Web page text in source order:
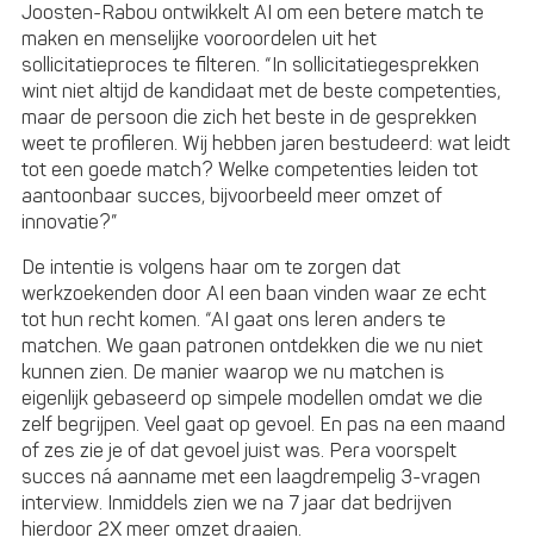
Joosten-Rabou ontwikkelt AI om een betere match te
maken en menselijke vooroordelen uit het
sollicitatieproces te filteren. “In sollicitatiegesprekken
wint niet altijd de kandidaat met de beste competenties,
maar de persoon die zich het beste in de gesprekken
weet te profileren. Wij hebben jaren bestudeerd: wat leidt
tot een goede match? Welke competenties leiden tot
aantoonbaar succes, bijvoorbeeld meer omzet of
innovatie?”
De intentie is volgens haar om te zorgen dat
werkzoekenden door AI een baan vinden waar ze echt
tot hun recht komen. “AI gaat ons leren anders te
matchen. We gaan patronen ontdekken die we nu niet
kunnen zien. De manier waarop we nu matchen is
eigenlijk gebaseerd op simpele modellen omdat we die
zelf begrijpen. Veel gaat op gevoel. En pas na een maand
of zes zie je of dat gevoel juist was. Pera voorspelt
succes ná aanname met een laagdrempelig 3-vragen
interview. Inmiddels zien we na 7 jaar dat bedrijven
hierdoor 2X meer omzet draaien.